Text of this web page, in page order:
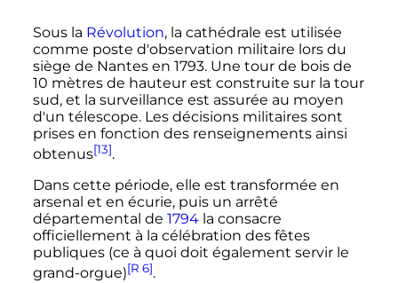
Sous la Révolution, la cathédrale est utilisée
comme poste d'observation militaire lors du
siège de Nantes en 1793. Une tour de bois de
10 mètresde hauteur est construite sur la tour
sud, et la surveillance est assurée au moyen
d'un télescope. Les décisions militaires sont
prises en fonction des renseignements ainsi
obtenus[13].
Dans cette période, elle est transformée en
arsenal et en écurie, puis un arrêté
départemental de 1794la consacre
officiellement à la célébration des fêtes
publiques (ce à quoi doit également servir le
grand-orgue)[R 6].